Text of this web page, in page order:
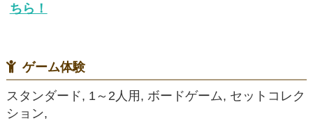
ちら！
ゲーム体験
スタンダード, 1～2人用, ボードゲーム, セットコレク
ション,